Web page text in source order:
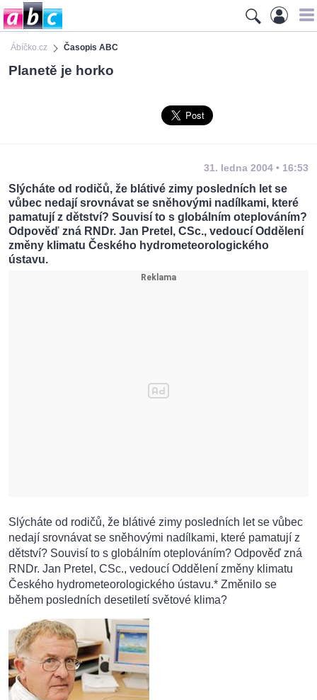
Ábíčko.cz Časopis ABC
Planetě je horko
31. ledna 2004 • 16:53
Slýcháte od rodičů, že blátivé zimy posledních let se
vůbec nedají srovnávat se sněhovými nadílkami, které
pamatují z dětství? Souvisí to s globálním oteplováním?
Odpověď zná RNDr. Jan Pretel, CSc., vedoucí Oddělení
změny klimatu Českého hydrometeorologického
ústavu.
Slýcháte od rodičů, že blátivé zimy posledních let se vůbec
nedají srovnávat se sněhovými nadílkami, které pamatují z
dětství? Souvisí to s globálním oteplováním? Odpověď zná
RNDr. Jan Pretel, CSc., vedoucí Oddělení změny klimatu
Českého hydrometeorologického ústavu.* Změnilo se
během posledních desetiletí světové klima?